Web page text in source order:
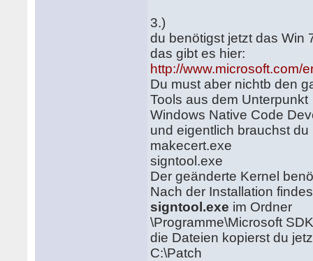
3.)
du benötigst jetzt das Win
das gibt es hier:
http://www.microsoft.com/
Du must aber nichtb den
Tools aus dem Unterpunkt
Windows Native Code
und eigentlich brauchst
makecert.exe
signtool.exe
Der geänderte Kernel
Nach der Installation
signtool.exe im Ordner
\Programme\Microsoft
die Dateien kopierst du
C:\Patch